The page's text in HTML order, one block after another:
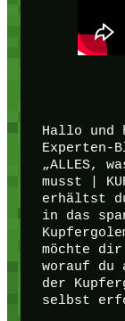
Hallo und
Experten-
„ALLES,
musst |
erhältst
in das
möchte
worauf du
der
selbst